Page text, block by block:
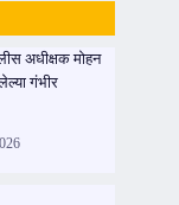
अधीक्षक मोहन
गंभीर